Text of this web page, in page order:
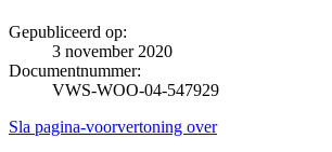
Gepubliceerd op:
3 november 2020
Documentnummer:
VWS-WOO-04-547929
Sla pagina-voorvertoning over